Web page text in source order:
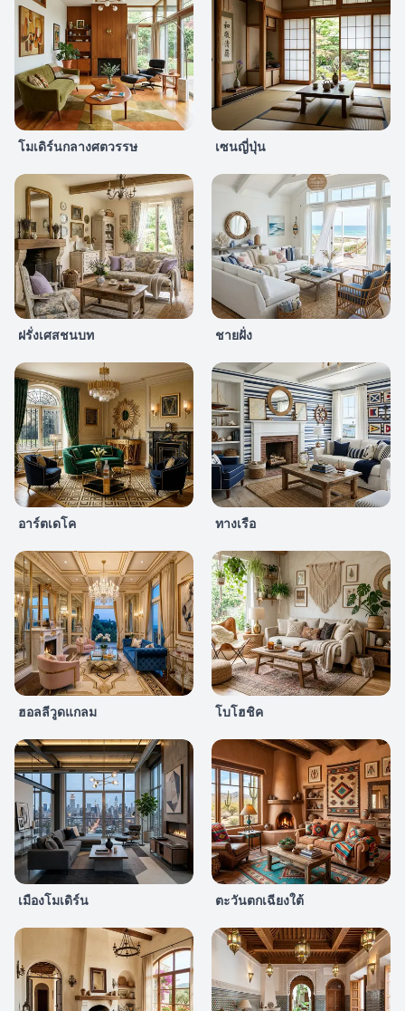
โมเดิร์นกลางศตวรรษ เซนญี่ปุ่น
ฝรั่งเศสชนบท ชายฝั่ง
อาร์ตเดโค ทางเรือ
ฮอลลีวูดแกลม โบโฮชิค
เมืองโมเดิร์น ตะวันตกเฉียงใต้